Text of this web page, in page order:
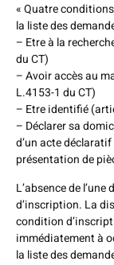
« Quatre
la liste des
– Etre à la
du CT)
– Avoir accès au
L.4153-1 du CT)
– Etre identifié
– Déclarer sa
d’un acte déclaratif
présentation de
L’absence de
d’inscription. La
condition
immédiatement à
la liste des